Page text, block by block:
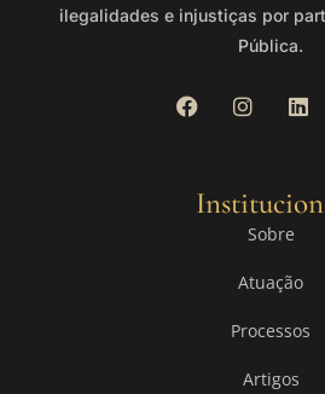
ilegalidades e injustiças por
Pública.
Sobre
Atuação
Processos
Artigos